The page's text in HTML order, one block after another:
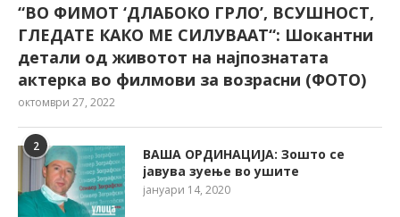
“ВО ФИМОТ ‘ДЛАБОКО ГРЛО’, ВСУШНОСТ,
ГЛЕДАТЕ КАКО МЕ СИЛУВААТ“: Шокантни
детали од животот на најпознатата
актерка во филмови за возрасни (ФОТО)
октомври 27, 2022
2
ВАША ОРДИНАЦИЈА: Зошто се
јавува зуење во ушите
јануари 14, 2020